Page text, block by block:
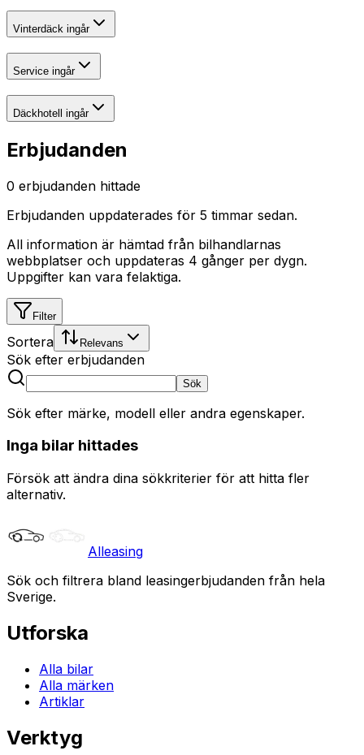
Vinterdäck ingår
Service ingår
Däckhotell ingår
Erbjudanden
0 erbjudanden hittade
Erbjudanden uppdaterades för 5 timmar sedan.
All information är hämtad från bilhandlarnas
webbplatser och uppdateras 4 gånger per dygn.
Uppgifter kan vara felaktiga.
Filter
Sortera Relevans
Sök efter erbjudanden
Sök
Sök efter märke, modell eller andra egenskaper.
Inga bilar hittades
Försök att ändra dina sökkriterier för att hitta fler
alternativ.
Alleasing
Sök och filtrera bland leasingerbjudanden från hela
Sverige.
Utforska
Alla bilar
Alla märken
Artiklar
Verktyg